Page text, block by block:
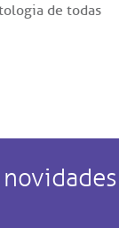
de todas